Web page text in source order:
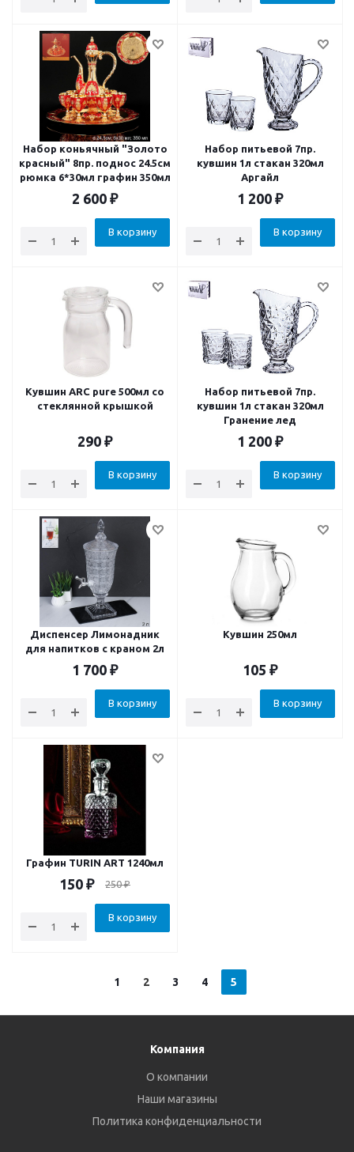
Набор коньячный "Золото
красный" 8пр. поднос 24.5см
рюмка 6*30мл графин 350мл
2 600 ₽
В корзину
Набор питьевой 7пр.
кувшин 1л стакан 320мл
Аргайл
1 200 ₽
В корзину
Кувшин ARC pure 500мл со
стеклянной крышкой
290 ₽
В корзину
Набор питьевой 7пр.
кувшин 1л стакан 320мл
Гранение лед
1 200 ₽
В корзину
Диспенсер Лимонадник
для напитков с краном 2л
1 700 ₽
В корзину
Кувшин 250мл
105 ₽
В корзину
Графин TURIN ART 1240мл
150 ₽ 250₽
В корзину
1 2 3 4 5
Компания
О компании
Наши магазины
Политика конфиденциальности